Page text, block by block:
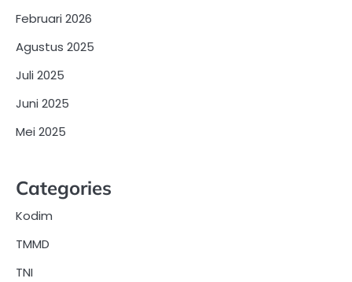
Februari 2026
Agustus 2025
Juli 2025
Juni 2025
Mei 2025
Categories
Kodim
TMMD
TNI